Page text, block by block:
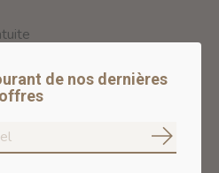
sécurisés
des paiements sécurisés
de nos dernières
offres